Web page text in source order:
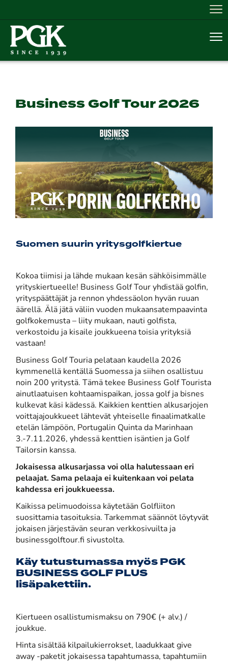
Business Golf Tour 2026
Suomen suurin yritysgolfkiertue
Kokoa tiimisi ja lähde mukaan kesän sähköisimmälle
yrityskiertueelle! Business Golf Tour yhdistää golfin,
yrityspäättäjät ja rennon yhdessäolon hyvän ruuan
äärellä. Älä jätä väliin vuoden mukaansatempaavinta
golfkokemusta – liity mukaan, nauti golfista,
verkostoidu ja kisaile joukkueena toisia yrityksiä
vastaan!
Business Golf Touria pelataan kaudella 2026
kymmenellä kentällä Suomessa ja siihen osallistuu
noin 200 yritystä. Tämä tekee Business Golf Tourista
ainutlaatuisen kohtaamispaikan, jossa golf ja bisnes
kulkevat käsi kädessä. Kaikkien kenttien alkusarjojen
voittajajoukkueet lähtevät yhteiselle finaalimatkalle
etelän lämpöön, Portugalin Quinta da Marinhaan
3.-7.11.2026, yhdessä kenttien isäntien ja Golf
Tailorsin kanssa.
Jokaisessa alkusarjassa voi olla halutessaan eri
pelaajat. Sama pelaaja ei kuitenkaan voi pelata
kahdessa eri joukkueessa.
Kaikissa pelimuodoissa käytetään Golfliiton
suosittamia tasoituksia. Tarkemmat säännöt löytyvät
jokaisen järjestävän seuran verkkosivuilta ja
businessgolftour.fi sivustolta.
Käy tutustumassa myösPGK
BUSINESS GOLF PLUS
lisäpakettiin.
Kiertueen osallistumismaksu on 790€ (+ alv.) /
joukkue.
Hinta sisältää kilpailukierrokset, laadukkaat give
away -paketit jokaisessa tapahtumassa, tapahtumiin